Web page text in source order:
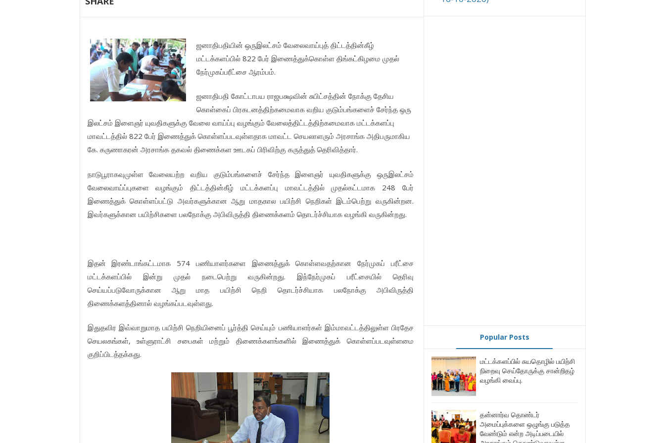
ஜனாதிபதியின் ஒருஇலட்சம் வேலைவாய்புத் திட்டத்தின்கீழ்
மட்டக்களப்பில் 822 பேர் இணைத்துக்கொள்ள திங்கட்கிழமை முதல்
நேர்முகப்பரீட்சை ஆரம்பம்.
ஜனாதிபதி கோட்டாபய ராஜபக்ஷவின் சுபிட்சத்தின் நோக்கு தேசிய
கொள்கைப் பிரகடனத்திற்கமைவாக வறிய குடும்பங்களைச் சேர்ந்த ஒரு
இலட்சம் இளைஞர் யுவதிகளுக்கு வேலை வாய்ப்பு வழங்கும் வேலைத்திட்டத்திற்கமைவாக மட்டக்களப்பு
மாவட்டத்தில் 822 பேர் இணைத்துக் கொள்ளப்படவுள்ளதாக மாவட்ட செயலாளரும் அரசாங்க அதிபருமாகிய
கே. கருணாகரன் அரசாங்க தகவல் திணைக்கள ஊடகப் பிரிவிற்கு கருத்துத் தெரிவித்தார்.
நாடுபூராகவுமுள்ள வேலையற்ற வறிய குடும்பங்களைச் சேர்ந்த இளைஞர் யுவதிகளுக்கு ஒருஇலட்சம்
வேலைவாய்ப்புகளை வழங்கும் திட்டத்தின்கீழ் மட்டக்களப்பு மாவட்டத்தில் முதல்கட்டமாக 248 பேர்
இணைத்துக் கொள்ளப்பட்டு அவர்களுக்கான ஆறு மாதகால பயிற்சி நெறிகள் இடம்பெற்று வருகின்றன.
இவர்களுக்கான பயிற்சிகளை பலநோக்கு அபிவிருத்தி திணைக்களம் தொடர்ச்சியாக வழங்கி வருகின்றது.
இதன் இரண்டாங்கட்டமாக 574 பணியாளர்களை இணைத்துக் கொள்ளவதற்கான நேர்முகப் பரீட்சை
மட்டக்களப்பில் இன்று முதல் நடைபெற்று வருகின்றது. இந்நேர்முகப் பரீட்சையில் தெரிவு
செய்யப்படுவோருக்கான ஆறு மாத பயிற்சி நெறி தொடர்ச்சியாக பலநோக்கு அபிவிருத்தி
திணைக்களத்தினால் வழங்கப்படவுள்ளது.
இதுதவிர இவ்வாறுமாத பயிற்சி நெறியினைப் பூர்த்தி செய்யும் பணியாளர்கள் இம்மாவட்டத்திலுள்ள பிரதேச
செயலகங்கள், உள்ளுராட்சி சபைகள் மற்றும் திணைக்களங்களில் இணைத்துக் கொள்ளப்படவுள்ளமை
குறிப்பிடத்தக்கது.
Popular Posts
மட்டக்களப்பில் சுயதொழில் பயிற்சி
நிறைவு செய்தோருக்கு சான்றிதழ்
வழங்கி வைப்பு.
தன்னார்வ தொண்டர்
அமைப்புக்களை ஒழுங்கு படுத்த
வேண்டும் என்ற அடிப்படையில்